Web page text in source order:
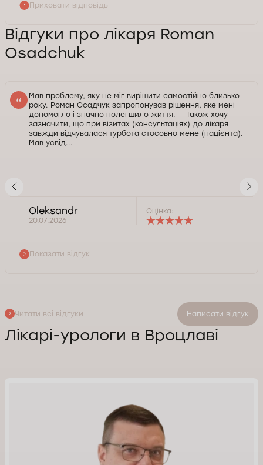
Приховати відповідь
Відгуки про лікаря Roman
Osadchuk
Мав проблему, яку не міг вирішити самостійно близько
року. Роман Осадчук запропонував рішення, яке мені
допомогло і значно полегшило життя. Також хочу
зазначити, що при візитах (консультаціях) до лікаря
завжди відчувалася турбота стосовно мене (пацієнта).
Мав усвід...
Оleksandr
20.07.2026
Оцінка:
Показати відгук
Читати всі відгуки Написати відгук
Лікарі-урологи в Вроцлаві